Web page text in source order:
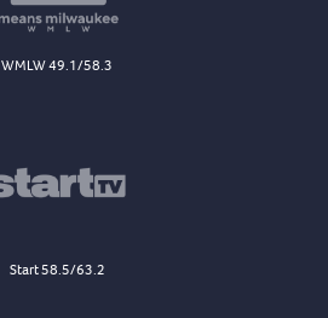
WMLW 49.1/58.3
Start 58.5/63.2